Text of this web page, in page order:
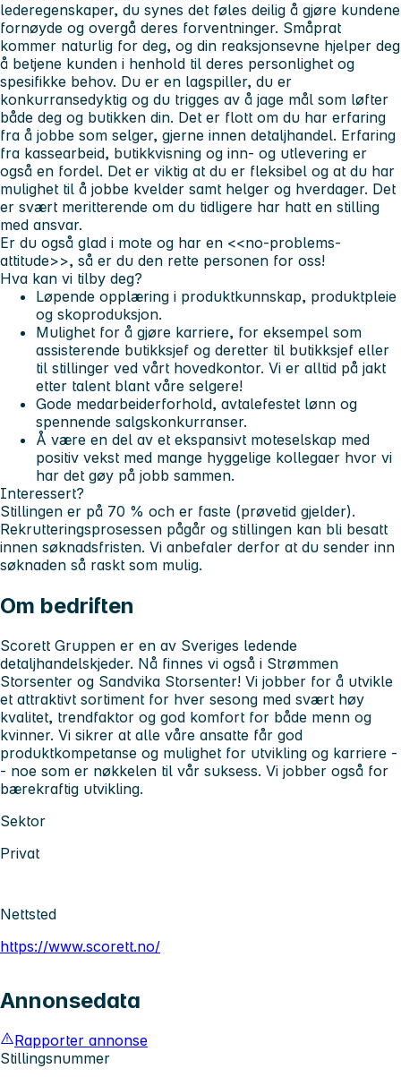
lederegenskaper, du synes det føles deilig å gjøre kundene
fornøyde og overgå deres forventninger. Småprat
kommer naturlig for deg, og din reaksjonsevne hjelper deg
å betjene kunden i henhold til deres personlighet og
spesifikke behov. Du er en lagspiller, du er
konkurransedyktig og du trigges av å jage mål som løfter
både deg og butikken din. Det er flott om du har erfaring
fra å jobbe som selger, gjerne innen detaljhandel. Erfaring
fra kassearbeid, butikkvisning og inn- og utlevering er
også en fordel. Det er viktig at du er fleksibel og at du har
mulighet til å jobbe kvelder samt helger og hverdager. Det
er svært meritterende om du tidligere har hatt en stilling
med ansvar.
Er du også glad i mote og har en <<no-problems-
attitude>>, så er du den rette personen for oss!
Hva kan vi tilby deg?
Løpende opplæring i produktkunnskap, produktpleie
og skoproduksjon.
Mulighet for å gjøre karriere, for eksempel som
assisterende butikksjef og deretter til butikksjef eller
til stillinger ved vårt hovedkontor. Vi er alltid på jakt
etter talent blant våre selgere!
Gode medarbeiderforhold, avtalefestet lønn og
spennende salgskonkurranser.
Å være en del av et ekspansivt moteselskap med
positiv vekst med mange hyggelige kollegaer hvor vi
har det gøy på jobb sammen.
Interessert?
Stillingen er på 70 % och er faste (prøvetid gjelder).
Rekrutteringsprosessen pågår og stillingen kan bli besatt
innen søknadsfristen. Vi anbefaler derfor at du sender inn
søknaden så raskt som mulig.
Om bedriften
Scorett Gruppen er en av Sveriges ledende
detaljhandelskjeder. Nå finnes vi også i Strømmen
Storsenter og Sandvika Storsenter! Vi jobber for å utvikle
et attraktivt sortiment for hver sesong med svært høy
kvalitet, trendfaktor og god komfort for både menn og
kvinner. Vi sikrer at alle våre ansatte får god
produktkompetanse og mulighet for utvikling og karriere -
- noe som er nøkkelen til vår suksess. Vi jobber også for
bærekraftig utvikling.
Sektor
Privat
Nettsted
https://www.scorett.no/
Annonsedata
Rapporter annonse
Stillingsnummer